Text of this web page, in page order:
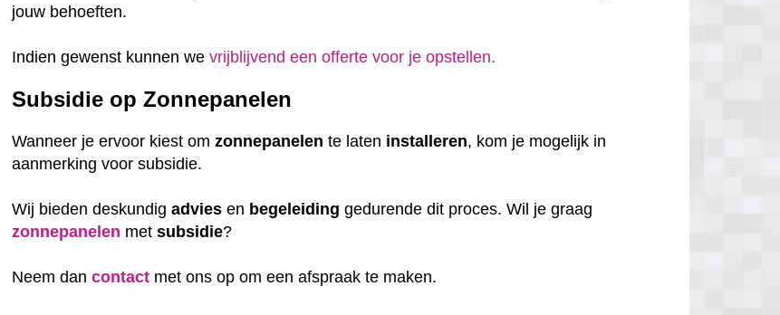
jouw behoeften.
Indien gewenst kunnen wevrijblijvend een offerte voor je opstellen.
Subsidie op Zonnepanelen
Wanneer je ervoor kiest omzonnepanelen te laten installeren, kom je mogelijk in
aanmerking voor subsidie.
Wij bieden deskundigadvies en begeleiding gedurende dit proces. Wil je graag
zonnepanelen metsubsidie?
Neem dancontact met ons op om een afspraak te maken.